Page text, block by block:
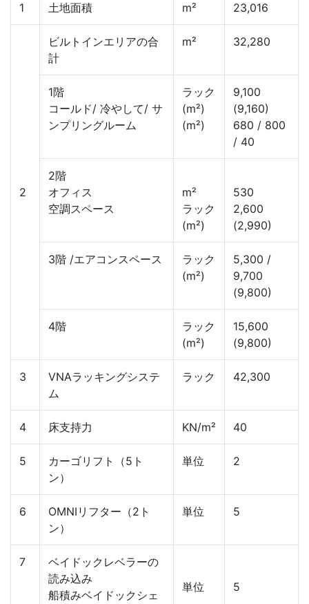
1 土地面積 m² 23,016
2
ビルトインエリアの合
計
m² 32,280
1階
コールド/ 冷やして/ サ
ンプリングルーム
ラック
(m²)
(m²)
9,100
(9,160)
680 / 800
/ 40
2階
オフィス
空調スペース
m²
ラック
(m²)
530
2,600
(2,990)
3階 /エアコンスペース
ラック
(m²)
5,300 /
9,700
(9,800)
4階
ラック
(m²)
15,600
(9,800)
3
VNAラッキングシステ
ム
ラック 42,300
4 床支持力 KN/m² 40
5
カーゴリフト（5ト
ン）
単位 2
6
OMNIリフター（2ト
ン）
単位 5
7
ベイドックレベラーの
読み込み
船積みベイドックシェ
単位 5